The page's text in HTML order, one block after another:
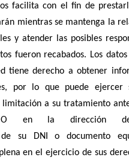
facilita con el fin de
mientras se mantenga la
y atender las posibles
fueron recabados. Los
tiene derecho a obtener
por lo que puede ejercer
a su tratamiento ante
en la dirección de
de su DNI o documento
en el ejercicio de sus